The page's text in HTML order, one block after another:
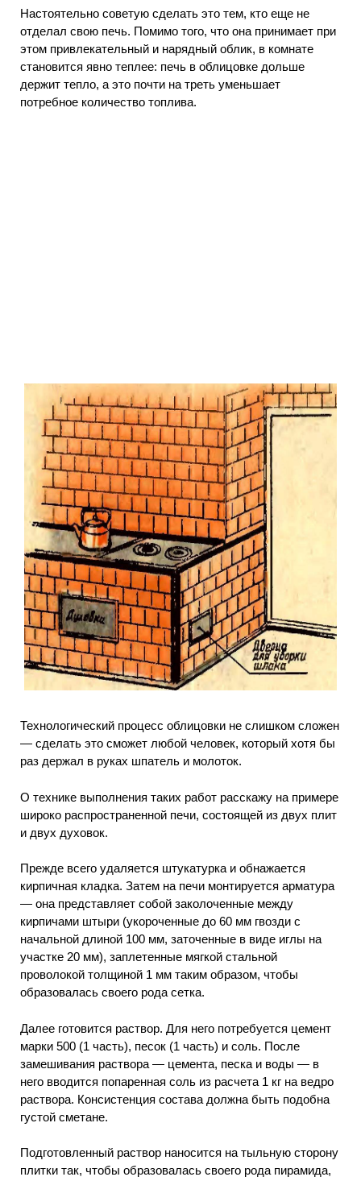
Настоятельно советую сделать это тем, кто еще не
отделал свою печь. Помимо того, что она принимает при
этом привлекательный и нарядный облик, в комнате
становится явно теплее: печь в облицовке дольше
держит тепло, а это почти на треть уменьшает
потребное количество топлива.
Технологический процесс облицовки не слишком сложен
— сделать это сможет любой человек, который хотя бы
раз держал в руках шпатель и молоток.
О технике выполнения таких работ расскажу на примере
широко распространенной печи, состоящей из двух плит
и двух духовок.
Прежде всего удаляется штукатурка и обнажается
кирпичная кладка. Затем на печи монтируется арматура
— она представляет собой заколоченные между
кирпичами штыри (укороченные до 60 мм гвозди с
начальной длиной 100 мм, заточенные в виде иглы на
участке 20 мм), заплетенные мягкой стальной
проволокой толщиной 1 мм таким образом, чтобы
образовалась своего рода сетка.
Далее готовится раствор. Для него потребуется цемент
марки 500 (1 часть), песок (1 часть) и соль. После
замешивания раствора — цемента, песка и воды — в
него вводится попаренная соль из расчета 1 кг на ведро
раствора. Консистенция состава должна быть подобна
густой сметане.
Подготовленный раствор наносится на тыльную сторону
плитки так, чтобы образовалась своего рода пирамида,